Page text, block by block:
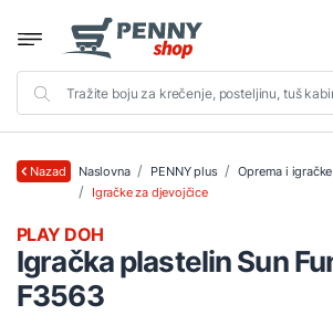
Nazad Naslovna PENNY plus
Oprema i
Igračke za djevojčice
Igračka plastelin Sun
F3563
PLAY DOH